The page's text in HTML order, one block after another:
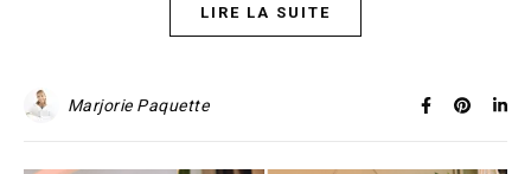
LIRE LA SUITE
Marjorie Paquette